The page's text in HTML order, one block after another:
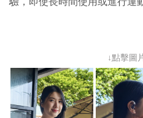
↓點擊圖